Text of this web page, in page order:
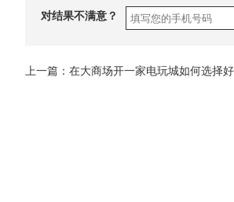
对结果不满意？
上一篇： 在大商场开一家电玩城如何选择